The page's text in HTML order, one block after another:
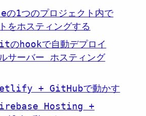
1つのプロジェクト内で
をホスティングする
のhookで自動デプロイ
ルサーバー ホスティング
+ GitHubで動かす
Hosting +